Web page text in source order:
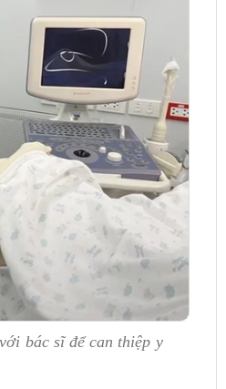
bác sĩ để can thiệp y